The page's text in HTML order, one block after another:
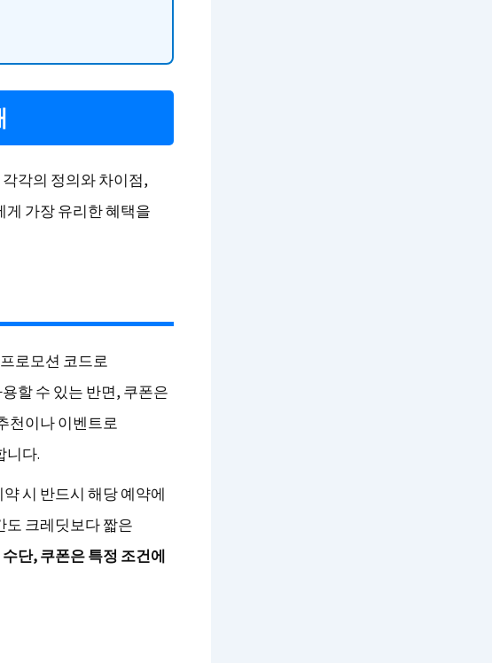
각의 정의와 차이점,
가장 유리한 혜택을
로모션 코드로
할 수 있는 반면, 쿠폰은
천이나 이벤트로
니다.
시 반드시 해당 예약에
도 크레딧보다 짧은
단, 쿠폰은 특정 조건에